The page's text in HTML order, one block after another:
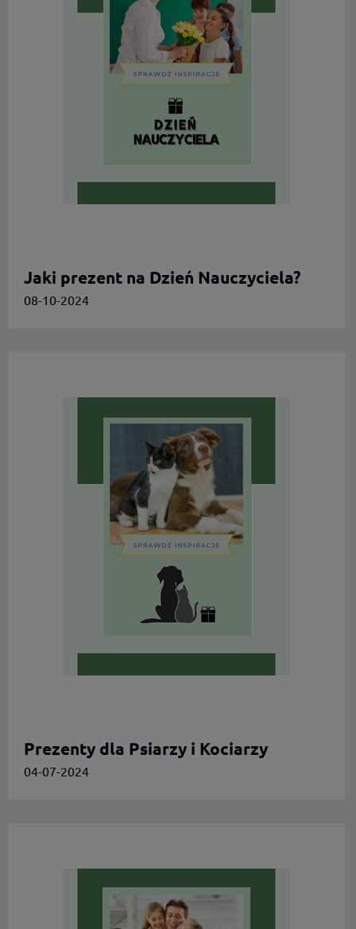
Jaki prezent na Dzień Nauczyciela?
08-10-2024
Prezenty dla Psiarzy i Kociarzy
04-07-2024